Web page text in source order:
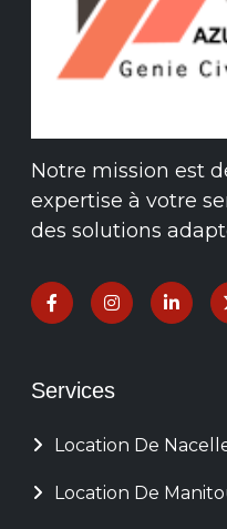
Notre mission est
expertise à votre
des solutions
Services
Location De
Location De